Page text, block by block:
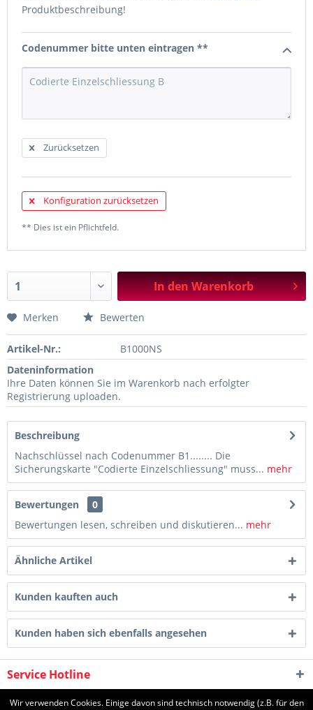
Produktbeschreibung!
Codenummer bitte unten eintragen **
Zurücksetzen
Konfiguration zurücksetzen
** Dies ist ein Pflichtfeld.
In denWarenkorb
Merken Bewerten
Artikel-Nr.:
B1000NS
Dateninformation
Ihre Daten können Sie im Warenkorb nach erfolgter
Registrierung uploaden.
Beschreibung
Nachschlüssel nach Codenummer B1........ Die
Sicherungskarte "Codierte Einzelschliessung" muss... mehr
Bewertungen
0
Bewertungen lesen, schreiben und diskutieren... mehr
Ähnliche Artikel
Kunden kauften auch
Kunden haben sich ebenfalls angesehen
Service Hotline
Shop Service
Wir verwenden Cookies. Einige davon sind technisch notwendig (z.B. für den